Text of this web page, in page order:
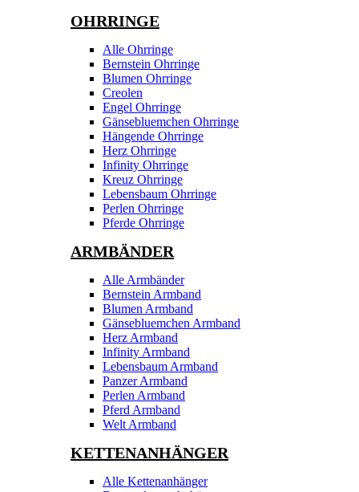
OHRRINGE
Alle Ohrringe
Bernstein Ohrringe
Blumen Ohrringe
Creolen
Engel Ohrringe
Gänsebluemchen Ohrringe
Hängende Ohrringe
Herz Ohrringe
Infinity Ohrringe
Kreuz Ohrringe
Lebensbaum Ohrringe
Perlen Ohrringe
Pferde Ohrringe
ARMBÄNDER
Alle Armbänder
Bernstein Armband
Blumen Armband
Gänsebluemchen Armband
Herz Armband
Infinity Armband
Lebensbaum Armband
Panzer Armband
Perlen Armband
Pferd Armband
Welt Armband
KETTENANHÄNGER
Alle Kettenanhänger